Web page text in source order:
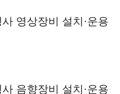
영상장비 설치·운용
음향장비 설치·운용